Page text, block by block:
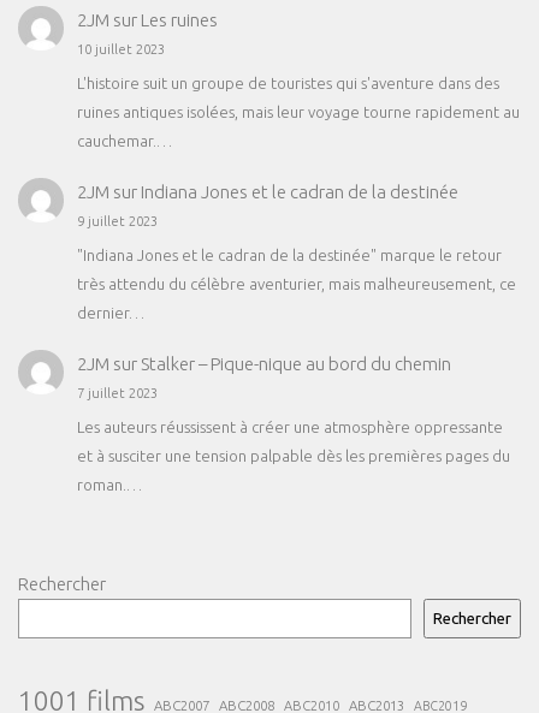
2JM sur Les ruines
10 juillet 2023
L'histoire suit un groupe de touristes qui s'aventure dans des
ruines antiques isolées, mais leur voyage tourne rapidement au
cauchemar.…
2JM sur Indiana Jones et le cadran de la destinée
9 juillet 2023
"Indiana Jones et le cadran de la destinée" marque le retour
très attendu du célèbre aventurier, mais malheureusement, ce
dernier…
2JM sur Stalker – Pique-nique au bord du chemin
7 juillet 2023
Les auteurs réussissent à créer une atmosphère oppressante
et à susciter une tension palpable dès les premières pages du
roman.…
Rechercher
Rechercher
1001 films ABC2007 ABC2008 ABC2010 ABC2013 ABC2019